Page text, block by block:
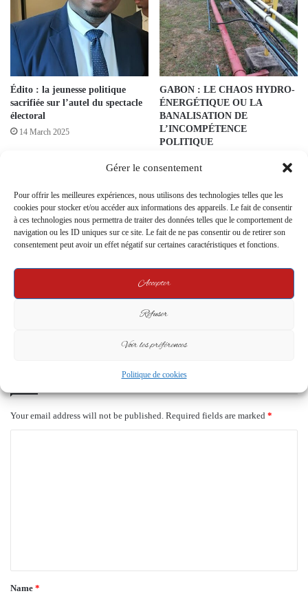
Gérer le consentement
Pour offrir les meilleures expériences, nous utilisons des technologies telles que les
cookies pour stocker et/ou accéder aux informations des appareils. Le fait de consentir
à ces technologies nous permettra de traiter des données telles que le comportement de
navigation ou les ID uniques sur ce site. Le fait de ne pas consentir ou de retirer son
consentement peut avoir un effet négatif sur certaines caractéristiques et fonctions.
Accepter
Refuser
Voir les préférences
Politique de cookies
Édito : la jeunesse politique
sacrifiée sur l’autel du spectacle
électoral
14 March 2025
GABON : LE CHAOS HYDRO-
ÉNERGÉTIQUE OU LA
BANALISATION DE
L’INCOMPÉTENCE
POLITIQUE
TRIBUNE LIBRE: Taxi Gab+ :
stigmatisation sociale
ENTRETIEN EXCLUSIF –
Ferdinand Justin Boundjanga,
candidat investi par l’UDB :
“Mimongo doit entrer dans une
Your email address will not be published. Required fields are marked *
*
Name *